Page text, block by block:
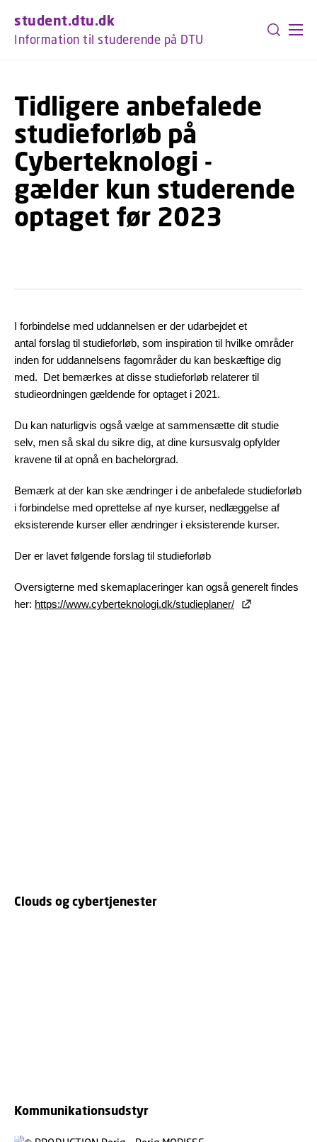
student.dtu.dk
Information til studerende på DTU
Tidligere anbefalede
studieforløb på
Cyberteknologi -
gælder kun studerende
optaget før 2023
I forbindelse med uddannelsen er der udarbejdet et
antal forslag til studieforløb, som inspiration til hvilke områder
inden for uddannelsens fagområder du kan beskæftige dig
med. Det bemærkes at disse studieforløb relaterer til
studieordningen gældende for optaget i 2021.
Du kan naturligvis også vælge at sammensætte dit studie
selv, men så skal du sikre dig, at dine kursusvalg opfylder
kravene til at opnå en bachelorgrad.
Bemærk at der kan ske ændringer i de anbefalede studieforløb
i forbindelse med oprettelse af nye kurser, nedlæggelse af
eksisterende kurser eller ændringer i eksisterende kurser.
Der er lavet følgende forslag til studieforløb
Oversigterne med skemaplaceringer kan også generelt findes
her: https://www.cyberteknologi.dk/studieplaner/
Clouds og cybertjenester
Kommunikationsudstyr